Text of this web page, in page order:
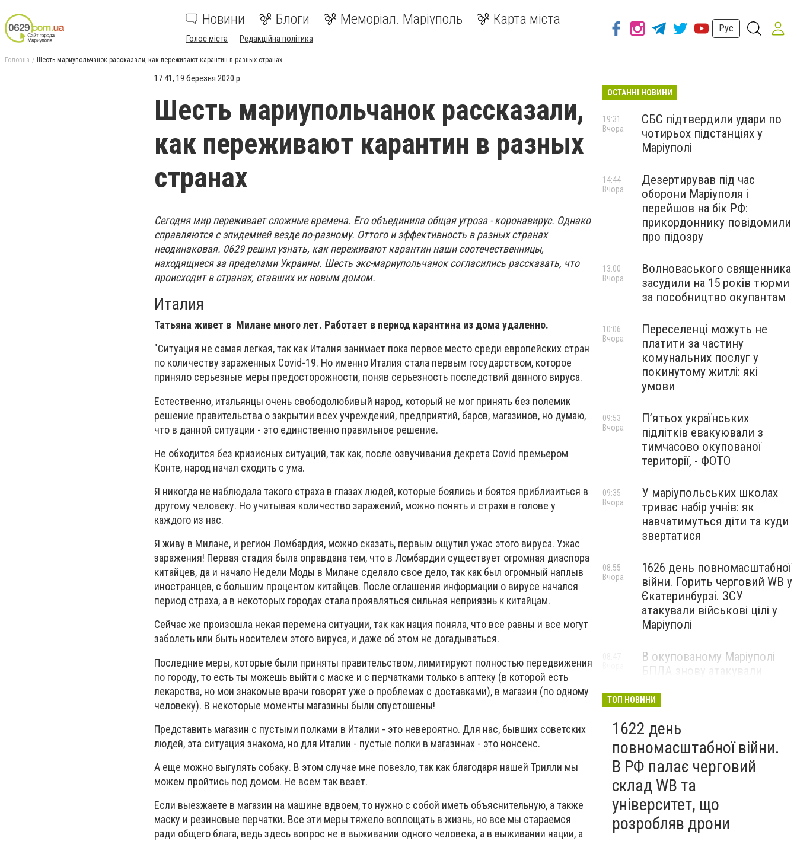
Новини Блоги Меморіал. Маріуполь Карта міста
Голос міста Редакційна політика
Рус
Головна Шесть мариупольчанок рассказали, как переживают карантин в разных странах
17:41, 19 березня 2020 р.
Шесть мариупольчанок рассказали,
как переживают карантин в разных
странах
Сегодня мир переживает сложные времена. Его объединила общая угроза - коронавирус. Однако
справляются с эпидемией везде по-разному. Оттого и эффективность в разных странах
неодинаковая. 0629 решил узнать, как переживают карантин наши соотечественницы,
находящиеся за пределами Украины. Шесть экс-мариупольчанок согласились рассказать, что
происходит в странах, ставших их новым домом.
Италия
Татьяна живет в Милане много лет. Работает в период карантина из дома удаленно.
"Ситуация не самая легкая, так как Италия занимает пока первое место среди европейских стран
по количеству зараженных Covid-19. Но именно Италия стала первым государством, которое
приняло серьезные меры предосторожности, поняв серьезность последствий данного вируса.
Естественно, итальянцы очень свободолюбивый народ, который не мог принять без полемик
решение правительства о закрытии всех учреждений, предприятий, баров, магазинов, но думаю,
что в данной ситуации - это единственно правильное решение.
Не обходится без кризисных ситуаций, так как, после озвучивания декрета Covid премьером
Конте, народ начал сходить с ума.
Я никогда не наблюдала такого страха в глазах людей, которые боялись и боятся приблизиться в
другому человеку. Но учитывая количество заражений, можно понять и страхи в голове у
каждого из нас.
Я живу в Милане, и регион Ломбардия, можно сказать, первым ощутил ужас этого вируса. Ужас
заражения! Первая стадия была оправдана тем, что в Ломбардии существует огромная диаспора
китайцев, да и начало Недели Моды в Милане сделало свое дело, так как был огромный наплыв
иностранцев, с большим процентом китайцев. После оглашения информации о вирусе начался
период страха, а в некоторых городах стала проявляться сильная неприязнь к китайцам.
Сейчас же произошла некая перемена ситуации, так как нация поняла, что все равны и все могут
заболеть или быть носителем этого вируса, и даже об этом не догадываться.
Последние меры, которые были приняты правительством, лимитируют полностью передвижения
по городу, то есть ты можешь выйти с маске и с перчатками только в аптеку (в которой есть
лекарства, но мои знакомые врачи говорят уже о проблемах с доставками), в магазин (по одному
человеку). В некоторые моменты магазины были опустошены!
Представить магазин с пустыми полками в Италии - это невероятно. Для нас, бывших советских
людей, эта ситуация знакома, но для Италии - пустые полки в магазинах - это нонсенс.
А еще можно выгулять собаку. В этом случае мне повезло, так как благодаря нашей Трилли мы
можем пройтись под домом. Не всем так везет.
Если выезжаете в магазин на машине вдвоем, то нужно с собой иметь объяснительную, а также
маску и резиновые перчатки. Все эти меры тяжело воплощать в жизнь, но все мы стараемся
ради общего блага, ведь здесь вопрос не в выживании одного человека, а в выживании нации, а
ОСТАННІ НОВИНИ
СБС підтвердили удари по
чотирьох підстанціях у
Маріуполі
19:31
Вчора
Дезертирував під час
оборони Маріуполя і
перейшов на бік РФ:
прикордоннику повідомили
про підозру
14:44
Вчора
Волноваського священника
засудили на 15 років тюрми
за пособництво окупантам
13:00
Вчора
Переселенці можуть не
платити за частину
комунальних послуг у
покинутому житлі: які
умови
10:06
Вчора
П’ятьох українських
підлітків евакуювали з
тимчасово окупованої
території, - ФОТО
09:53
Вчора
У маріупольських школах
триває набір учнів: як
навчатимуться діти та куди
звертатися
09:35
Вчора
1626 день повномасштабної
війни. Горить черговий WB у
Єкатеринбурзі. ЗСУ
атакували військові цілі у
Маріуполі
08:55
Вчора
В окупованому Маріуполі
БПЛА знову атакували
— ВІДЕО
ТОП НОВИНИ
1622 день
повномасштабної війни.
В РФ палає черговий
склад WB та
університет, що
розробляв дрони